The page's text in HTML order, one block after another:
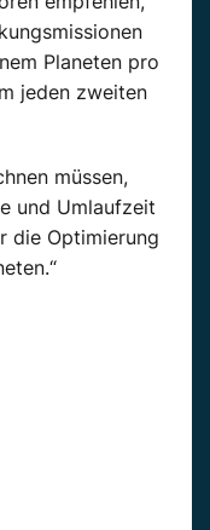
Planeten pro
jeden zweiten
müssen,
und Umlaufzeit
die Optimierung